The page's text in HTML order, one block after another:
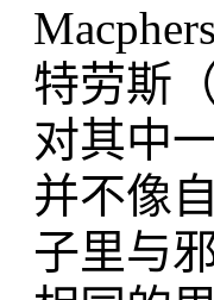
特劳斯
对其中
并不像
子里与